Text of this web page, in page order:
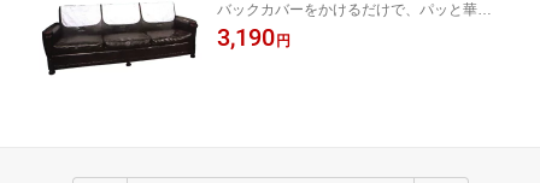
バー 日本製
バックカバーをかけるだけで、パッと華や
か！高級ソファーに早変わり☆★☆
3,190 円